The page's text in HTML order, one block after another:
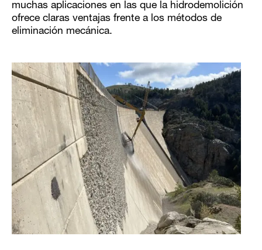
muchas aplicaciones en las que la hidrodemolición
ofrece claras ventajas frente a los métodos de
eliminación mecánica.